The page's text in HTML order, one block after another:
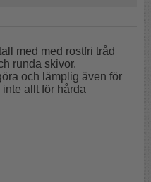
med med rostfri tråd
runda skivor.
och lämplig även för
allt för hårda
om det diskas i maskin.